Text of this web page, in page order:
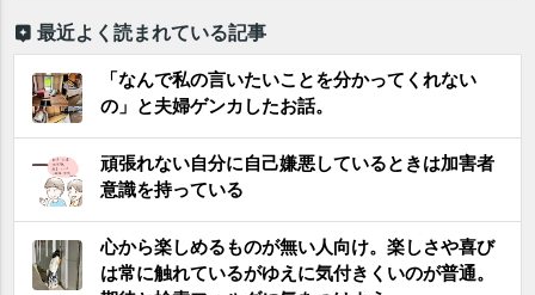
最近よく読まれている記事
「なんで私の言いたいことを分かってくれない
の」と夫婦ゲンカしたお話。
頑張れない自分に自己嫌悪しているときは加害者
意識を持っている
心から楽しめるものが無い人向け。楽しさや喜び
は常に触れているがゆえに気付きくいのが普通。